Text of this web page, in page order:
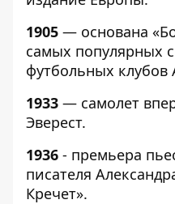
1905 — основана
самых популярных
футбольных клубов
1933 — самолет
Эверест.
1936 - премьера
писателя
Кречет».